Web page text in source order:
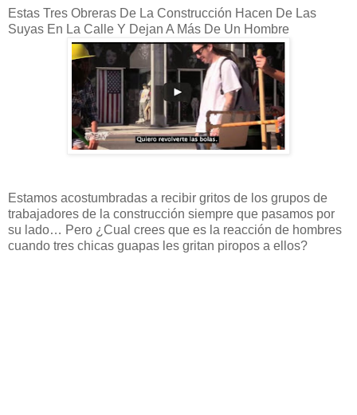
Estas Tres Obreras De La Construcción Hacen De Las
Suyas En La Calle Y Dejan A Más De Un Hombre
Estamos acostumbradas a recibir gritos de los grupos de
trabajadores de la construcción siempre que pasamos por
su lado… Pero ¿Cual crees que es la reacción de hombres
cuando tres chicas guapas les gritan piropos a ellos?